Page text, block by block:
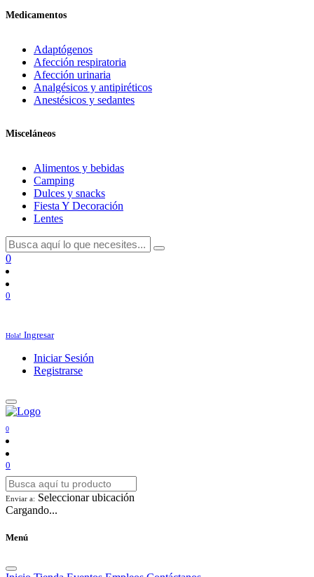
Medicamentos
Adaptógenos
Afección respiratoria
Afección urinaria
Analgésicos y antipiréticos
Anestésicos y sedantes
Misceláneos
Alimentos y bebidas
Camping
Dulces y snacks
Fiesta Y Decoración
Lentes
0
0
Hola! Ingresar
Iniciar Sesión
Registrarse
0
0
Enviar a: Seleccionar ubicación
Cargando...
Menú